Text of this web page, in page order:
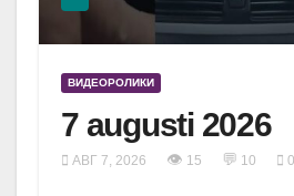
ВИДЕОРОЛИКИ
7 augusti 2026
АВГ 7, 2026 👁 15 💬 10